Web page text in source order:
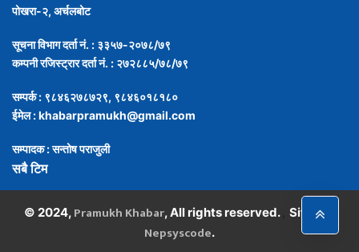
पोखरा-२, अर्चलबोट
सूचना विभाग दर्ता नं. : ३३५७-२०७८/७९
कम्पनी रजिस्ट्रार दर्ता नं. : २७२८८५/७८/७९
सम्पर्क : ९८४६२७८७२९, ९८४६०१८१८०
ईमेल :khabarpramukh@gmail.com
सम्पादक : सन्तोष पराजुली
सबै टिम
© 2024, Pramukh Khabar, All rights reserved. Site By :
Nepsyscode.